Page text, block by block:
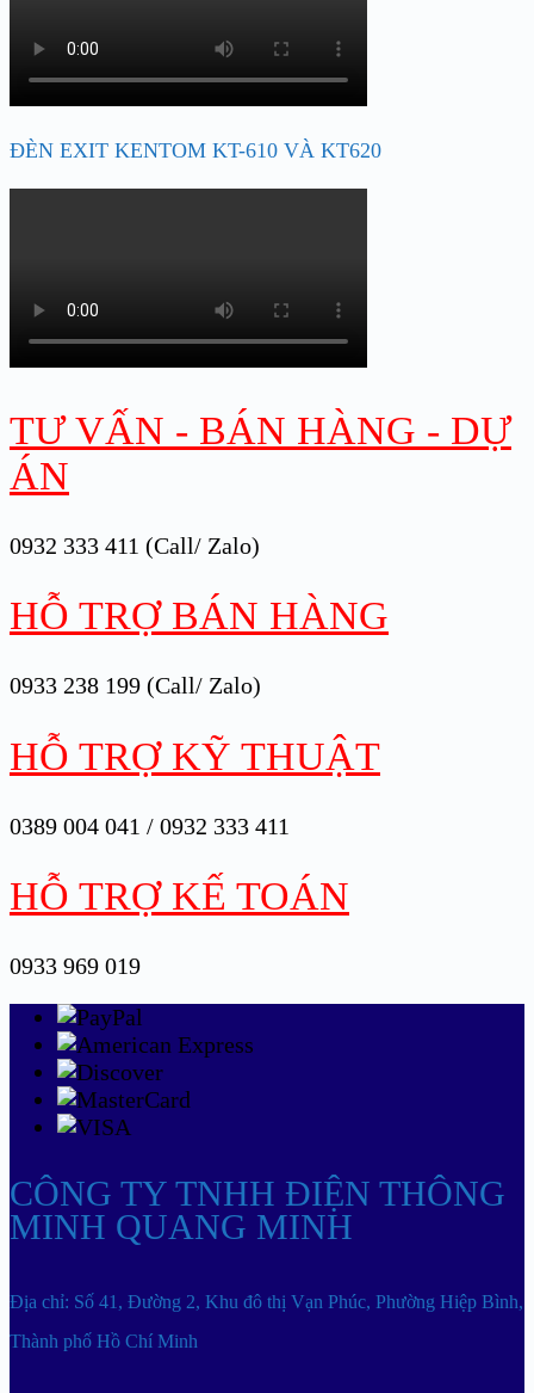
ĐÈN EXIT KENTOM KT-610 VÀ KT620
TƯ VẤN - BÁN HÀNG - DỰ
ÁN
0932 333 411 (Call/ Zalo)
HỖ TRỢ BÁN HÀNG
0933 238 199 (Call/ Zalo)
HỖ TRỢ KỸ THUẬT
0389 004 041 / 0932 333 411
HỖ TRỢ KẾ TOÁN
0933 969 019
CÔNG TY TNHH ĐIỆN THÔNG
MINH QUANG MINH
Địa chỉ: Số 41, Đường 2, Khu đô thị Vạn Phúc, Phường Hiệp Bình,
Thành phố Hồ Chí Minh